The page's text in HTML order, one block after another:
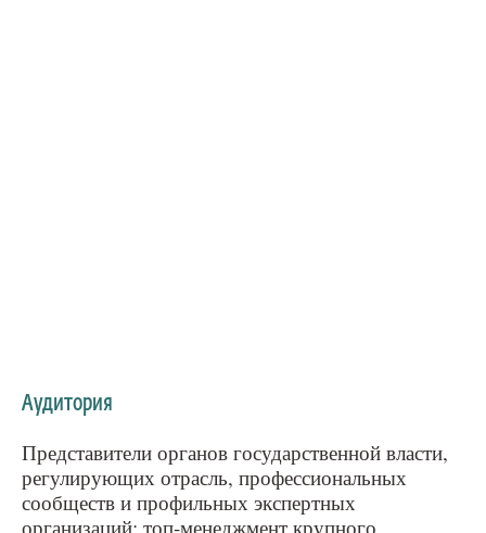
Аудитория
Представители органов государственной власти,
регулирующих отрасль, профессиональных
сообществ и профильных экспертных
организаций; топ-менеджмент крупного